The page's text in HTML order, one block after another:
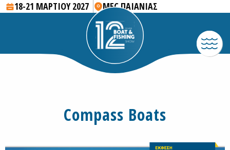
18-21 ΜΑΡΤΙΟΥ 2027 MEC ΠΑΙΑΝΙΑΣ
Compass Boats